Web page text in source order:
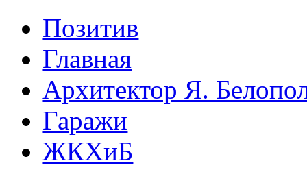
Позитив
Главная
Архитектор Я.
Гаражи
ЖКХиБ